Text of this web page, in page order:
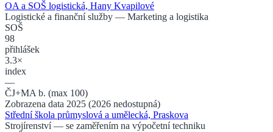
OA a SOŠ logistická, Hany Kvapilové
Logistické a finanční služby — Marketing a logistika
SOŠ
98
přihlášek
3.3×
index
—
ČJ+MA b. (max 100)
Zobrazena data 2025 (2026 nedostupná)
Střední škola průmyslová a umělecká, Praskova
Strojírenství— se zaměřením na výpočetní techniku